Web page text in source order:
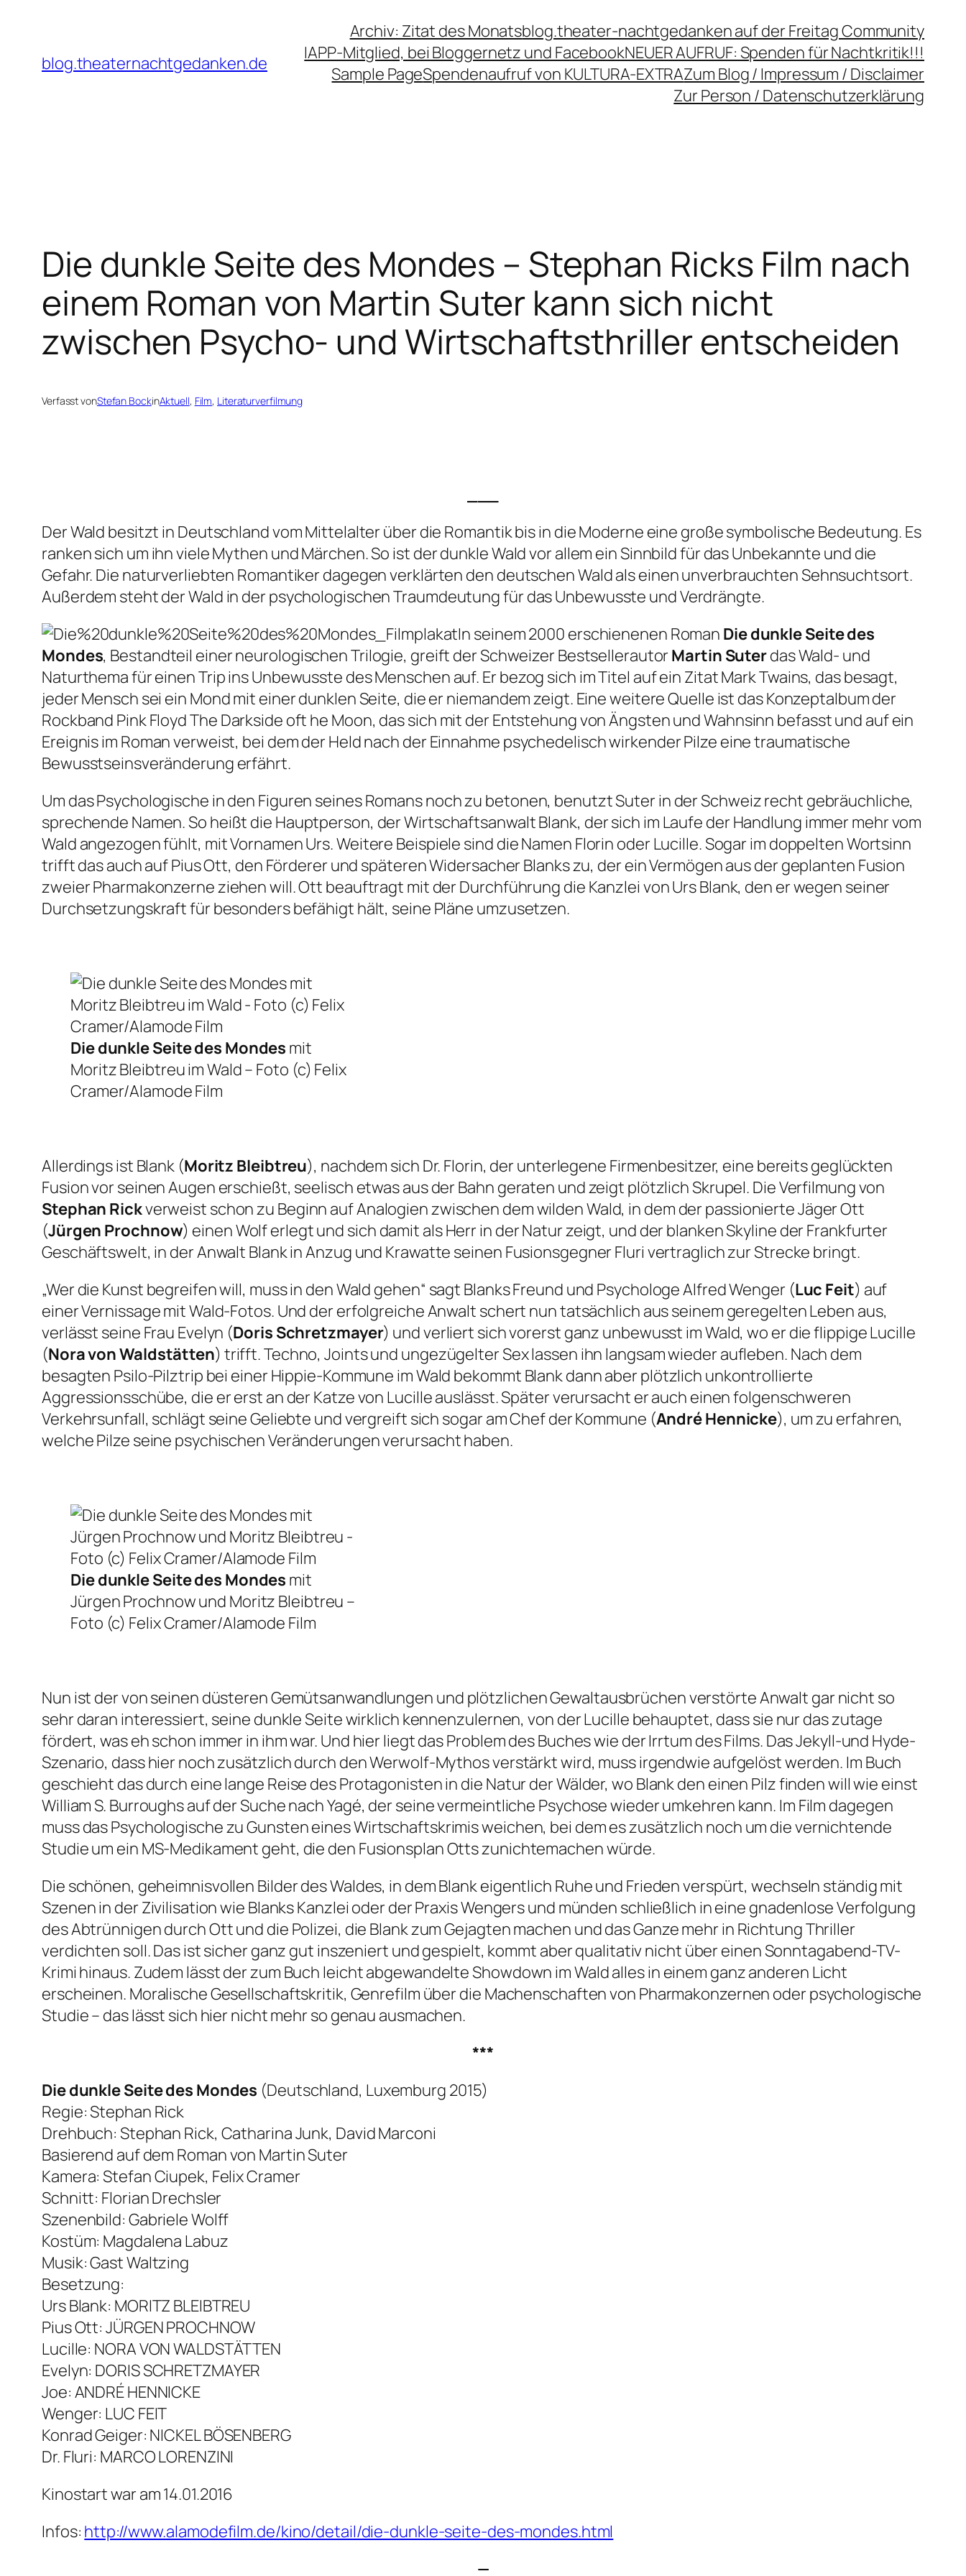
springenblog.theaternachtgedanken.de
Archiv: Zitat des Monatsblog.theater-nachtgedanken auf der Freitag Community
IAPP-Mitglied, bei Bloggernetz und FacebookNEUER AUFRUF: Spenden für Nachtkritik!!!
Sample PageSpendenaufruf von KULTURA-EXTRAZum Blog / Impressum / Disclaimer
Zur Person / Datenschutzerklärung
Die dunkle Seite des Mondes – Stephan Ricks Film nach
einem Roman von Martin Suter kann sich nicht
zwischen Psycho- und Wirtschaftsthriller entscheiden
Verfasst vonStefan BockinAktuell, Film, Literaturverfilmung
Der Wald besitzt in Deutschland vom Mittelalter über die Romantik bis in die Moderne eine große symbolische Bedeutung. Es
ranken sich um ihn viele Mythen und Märchen. So ist der dunkle Wald vor allem ein Sinnbild für das Unbekannte und die
Gefahr. Die naturverliebten Romantiker dagegen verklärten den deutschen Wald als einen unverbrauchten Sehnsuchtsort.
Außerdem steht der Wald in der psychologischen Traumdeutung für das Unbewusste und Verdrängte.
In seinem 2000 erschienenen Roman Die dunkle Seite des
Mondes, Bestandteil einer neurologischen Trilogie, greift der Schweizer Bestsellerautor Martin Suterdas Wald- und
Naturthema für einen Trip ins Unbewusste des Menschen auf. Er bezog sich im Titel auf ein Zitat Mark Twains, das besagt,
jeder Mensch sei ein Mond mit einer dunklen Seite, die er niemandem zeigt. Eine weitere Quelle ist das Konzeptalbum der
Rockband Pink FloydThe Darkside oft he Moon, das sich mit der Entstehung von Ängsten und Wahnsinn befasst und auf ein
Ereignis im Roman verweist, bei dem der Held nach der Einnahme psychedelisch wirkender Pilze eine traumatische
Bewusstseinsveränderung erfährt.
Um das Psychologische in den Figuren seines Romans noch zu betonen, benutzt Suter in der Schweiz recht gebräuchliche,
sprechende Namen. So heißt die Hauptperson, der Wirtschaftsanwalt Blank, der sich im Laufe der Handlung immer mehr vom
Wald angezogen fühlt, mit Vornamen Urs. Weitere Beispiele sind die Namen Florin oder Lucille. Sogar im doppelten Wortsinn
trifft das auch auf Pius Ott, den Förderer und späteren Widersacher Blanks zu, der ein Vermögen aus der geplanten Fusion
zweier Pharmakonzerne ziehen will. Ott beauftragt mit der Durchführung die Kanzlei von Urs Blank, den er wegen seiner
Durchsetzungskraft für besonders befähigt hält, seine Pläne umzusetzen.
Die dunkle Seite des Mondes mit
Moritz Bleibtreu im Wald – Foto (c) Felix
Cramer/Alamode Film
Allerdings ist Blank (Moritz Bleibtreu), nachdem sich Dr. Florin, der unterlegene Firmenbesitzer, eine bereits geglückten
Fusion vor seinen Augen erschießt, seelisch etwas aus der Bahn geraten und zeigt plötzlich Skrupel. Die Verfilmung von
Stephan Rickverweist schon zu Beginn auf Analogien zwischen dem wilden Wald, in dem der passionierte Jäger Ott
(Jürgen Prochnow) einen Wolf erlegt und sich damit als Herr in der Natur zeigt, und der blanken Skyline der Frankfurter
Geschäftswelt, in der Anwalt Blank in Anzug und Krawatte seinen Fusionsgegner Fluri vertraglich zur Strecke bringt.
„Wer die Kunst begreifen will, muss in den Wald gehen“ sagt Blanks Freund und Psychologe Alfred Wenger (Luc Feit) auf
einer Vernissage mit Wald-Fotos. Und der erfolgreiche Anwalt schert nun tatsächlich aus seinem geregelten Leben aus,
verlässt seine Frau Evelyn (Doris Schretzmayer) und verliert sich vorerst ganz unbewusst im Wald, wo er die flippige Lucille
(Nora von Waldstätten) trifft. Techno, Joints und ungezügelter Sex lassen ihn langsam wieder aufleben. Nach dem
besagten Psilo-Pilztrip bei einer Hippie-Kommune im Wald bekommt Blank dann aber plötzlich unkontrollierte
Aggressionsschübe, die er erst an der Katze von Lucille auslässt. Später verursacht er auch einen folgenschweren
Verkehrsunfall, schlägt seine Geliebte und vergreift sich sogar am Chef der Kommune (André Hennicke), um zu erfahren,
welche Pilze seine psychischen Veränderungen verursacht haben.
Die dunkle Seite des Mondes mit
Jürgen Prochnow und Moritz Bleibtreu –
Foto (c) Felix Cramer/Alamode Film
Nun ist der von seinen düsteren Gemütsanwandlungen und plötzlichen Gewaltausbrüchen verstörte Anwalt gar nicht so
sehr daran interessiert, seine dunkle Seite wirklich kennenzulernen, von der Lucille behauptet, dass sie nur das zutage
fördert, was eh schon immer in ihm war. Und hier liegt das Problem des Buches wie der Irrtum des Films. Das Jekyll-und Hyde-
Szenario, dass hier noch zusätzlich durch den Werwolf-Mythos verstärkt wird, muss irgendwie aufgelöst werden. Im Buch
geschieht das durch eine lange Reise des Protagonisten in die Natur der Wälder, wo Blank den einen Pilz finden will wie einst
William S. Burroughs auf der Suche nach Yagé, der seine vermeintliche Psychose wieder umkehren kann. Im Film dagegen
muss das Psychologische zu Gunsten eines Wirtschaftskrimis weichen, bei dem es zusätzlich noch um die vernichtende
Studie um ein MS-Medikament geht, die den Fusionsplan Otts zunichtemachen würde.
Die schönen, geheimnisvollen Bilder des Waldes, in dem Blank eigentlich Ruhe und Frieden verspürt, wechseln ständig mit
Szenen in der Zivilisation wie Blanks Kanzlei oder der Praxis Wengers und münden schließlich in eine gnadenlose Verfolgung
des Abtrünnigen durch Ott und die Polizei, die Blank zum Gejagten machen und das Ganze mehr in Richtung Thriller
verdichten soll. Das ist sicher ganz gut inszeniert und gespielt, kommt aber qualitativ nicht über einen Sonntagabend-TV-
Krimi hinaus. Zudem lässt der zum Buch leicht abgewandelte Showdown im Wald alles in einem ganz anderen Licht
erscheinen. Moralische Gesellschaftskritik, Genrefilm über die Machenschaften von Pharmakonzernen oder psychologische
Studie – das lässt sich hier nicht mehr so genau ausmachen.
***
Die dunkle Seite des Mondes (Deutschland, Luxemburg 2015)
Regie: Stephan Rick
Drehbuch: Stephan Rick, Catharina Junk, David Marconi
Basierend auf dem Roman von Martin Suter
Kamera: Stefan Ciupek, Felix Cramer
Schnitt: Florian Drechsler
Szenenbild: Gabriele Wolff
Kostüm: Magdalena Labuz
Musik: Gast Waltzing
Besetzung:
Urs Blank: MORITZ BLEIBTREU
Pius Ott: JÜRGEN PROCHNOW
Lucille: NORA VON WALDSTÄTTEN
Evelyn: DORIS SCHRETZMAYER
Joe: ANDRÉ HENNICKE
Wenger: LUC FEIT
Konrad Geiger: NICKEL BÖSENBERG
Dr. Fluri: MARCO LORENZINI
Kinostart war am 14.01.2016
Infos: http://www.alamodefilm.de/kino/detail/die-dunkle-seite-des-mondes.html
—